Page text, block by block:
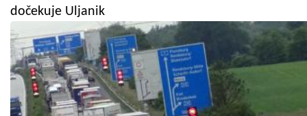
dočekuje Uljanik